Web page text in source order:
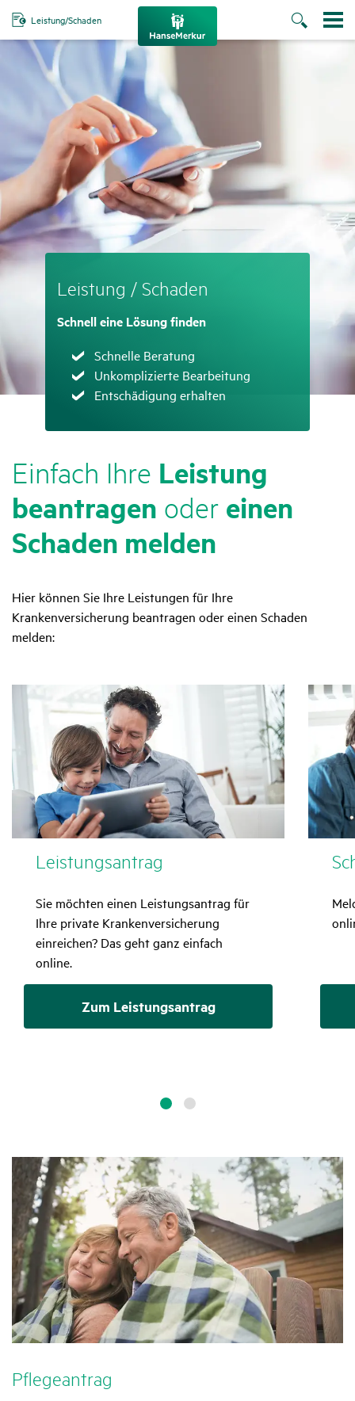
Leistung/Schaden
Leis­tung / Schaden
Schnell eine Lösung finden
Zutreffend
Schnelle Beratung
Zutreffend
Unkomplizierte Bearbeitung
Zutreffend
Entschädigung erhalten
Einfach Ihre Leis­tung
bean­tragen oder einen
Schaden melden
Hier können Sie Ihre Leistungen für Ihre
Krankenversicherung beantragen oder einen Schaden
melden:
Leis­tungs­an­trag
Sie möchten einen Leistungsantrag für
Ihre private Krankenversicherung
einreichen? Das geht ganz einfach
online.
Zum Leistungsantrag
Pfle­ge­an­trag